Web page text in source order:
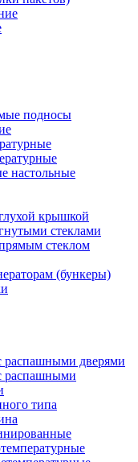
подносы
настольные
крышкой
стеклами
стеклом
(бункеры)
распашными дверями
распашными
типа